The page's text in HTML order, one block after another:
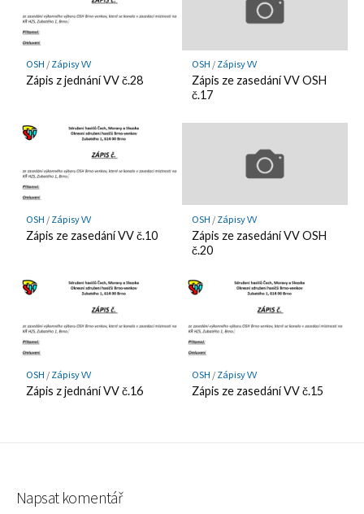
OSH / Zápisy VV
Zápis z jednání VV č.28
OSH / Zápisy VV
Zápis ze zasedání VV OSH
č.17
OSH / Zápisy VV
Zápis ze zasedání VV č.10
OSH / Zápisy VV
Zápis ze zasedání VV OSH
č.20
OSH / Zápisy VV
Zápis z jednání VV č.16
OSH / Zápisy VV
Zápis ze zasedání VV č.15
Napsat komentář